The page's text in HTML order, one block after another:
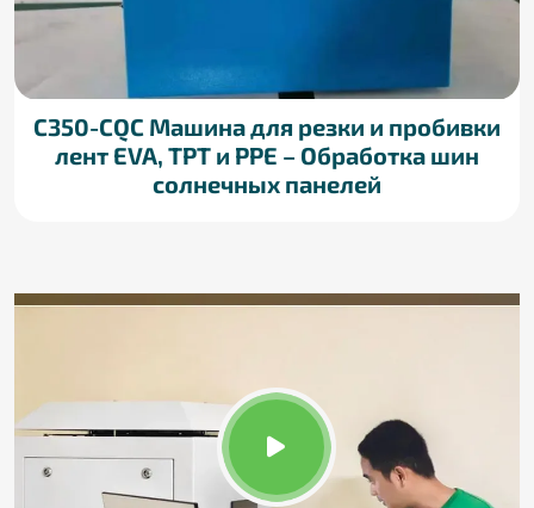
C350-CQC Машина для резки и пробивки
лент EVA, TPT и PPE – Обработка шин
солнечных панелей